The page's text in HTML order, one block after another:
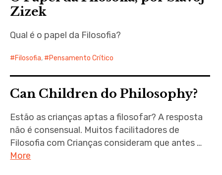
Zizek
Qual é o papel da Filosofia?
Filosofia, Pensamento Crítico
Can Children do Philosophy?
Estão as crianças aptas a filosofar? A resposta
não é consensual. Muitos facilitadores de
Filosofia com Crianças consideram que antes …
More